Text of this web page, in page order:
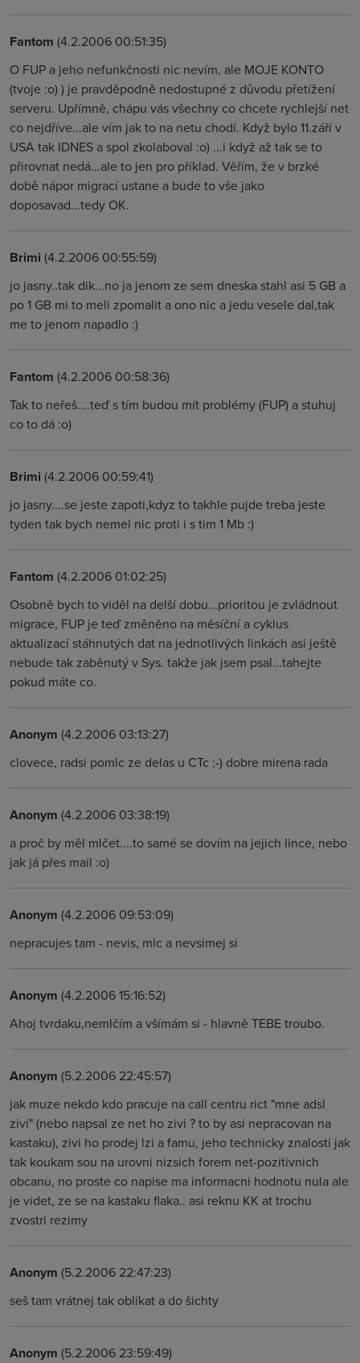
Fantom (4.2.2006 00:51:35)
O FUP a jeho nefunkčnosti nic nevím, ale MOJE KONTO
(tvoje :o) ) je pravděpodně nedostupné z důvodu přetížení
serveru. Upřímně, chápu vás všechny co chcete rychlejší net
co nejdříve...ale vím jak to na netu chodí. Když bylo 11.září v
USA tak IDNES a spol zkolaboval :o) ...i když až tak se to
přirovnat nedá...ale to jen pro příklad. Věřím, že v brzké
době nápor migrací ustane a bude to vše jako
doposavad...tedy OK.
Brimi (4.2.2006 00:55:59)
jo jasny..tak dik...no ja jenom ze sem dneska stahl asi 5 GB a
po 1 GB mi to meli zpomalit a ono nic a jedu vesele dal,tak
me to jenom napadlo :)
Fantom (4.2.2006 00:58:36)
Tak to neřeš....teď s tím budou mít problémy (FUP) a stuhuj
co to dá :o)
Brimi (4.2.2006 00:59:41)
jo jasny....se jeste zapoti,kdyz to takhle pujde treba jeste
tyden tak bych nemel nic proti i s tim 1 Mb :)
Fantom (4.2.2006 01:02:25)
Osobně bych to viděl na delší dobu...prioritou je zvládnout
migrace, FUP je teď změněno na měsíční a cyklus
aktualizací stáhnutých dat na jednotlivých linkách asi ještě
nebude tak zaběnutý v Sys. takže jak jsem psal...tahejte
pokud máte co.
Anonym (4.2.2006 03:13:27)
clovece, radsi pomlc ze delas u CTc ;-) dobre mirena rada
Anonym (4.2.2006 03:38:19)
a proč by měl mlčet....to samé se dovím na jejich lince, nebo
jak já přes mail :o)
Anonym (4.2.2006 09:53:09)
nepracujes tam - nevis, mlc a nevsimej si
Anonym (4.2.2006 15:16:52)
Ahoj tvrdaku,nemlčím a všímám si - hlavně TEBE troubo.
Anonym (5.2.2006 22:45:57)
jak muze nekdo kdo pracuje na call centru rict "mne adsl
zivi" (nebo napsal ze net ho zivi ? to by asi nepracovan na
kastaku), zivi ho prodej lzi a famu, jeho technicky znalosti jak
tak koukam sou na urovni nizsich forem net-pozitivnich
obcanu, no proste co napise ma informacni hodnotu nula ale
je videt, ze se na kastaku flaka.. asi reknu KK at trochu
zvostri rezimy
Anonym (5.2.2006 22:47:23)
seš tam vrátnej tak oblíkat a do šichty
Anonym (5.2.2006 23:59:49)